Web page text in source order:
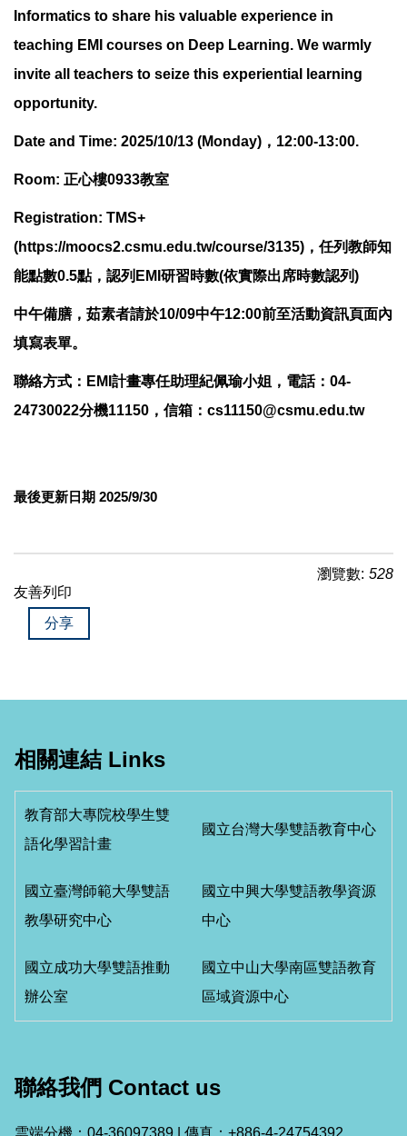
Informatics to share his valuable experience in
teaching EMI courses on Deep Learning. We warmly
invite all teachers to seize this experiential learning
opportunity.
Date and Time: 2025/10/13 (Monday)，12:00-13:00.
Room: 正心樓0933教室
Registration: TMS+
(https://moocs2.csmu.edu.tw/course/3135)，任列教師知
能點數0.5點，認列EMI研習時數(依實際出席時數認列)
中午備膳，茹素者請於10/09中午12:00前至活動資訊頁面內
填寫表單。
聯絡方式：EMI計畫專任助理紀佩瑜小姐，電話：04-
24730022分機11150，信箱：cs11150@csmu.edu.tw
最後更新日期 2025/9/30
瀏覽數: 528
友善列印
分享
相關連結 Links
教育部大專院校學生雙
語化學習計畫
國立台灣大學雙語教育中心
國立臺灣師範大學雙語
教學研究中心
國立中興大學雙語教學資源
中心
國立成功大學雙語推動
辦公室
國立中山大學南區雙語教育
區域資源中心
聯絡我們 Contact us